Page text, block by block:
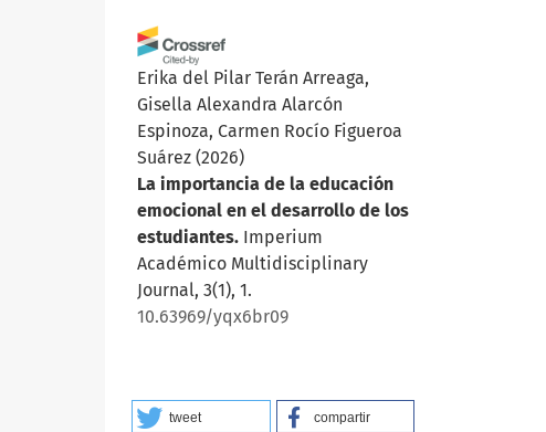
Erika del Pilar Terán Arreaga,
Gisella Alexandra Alarcón
Espinoza, Carmen Rocío Figueroa
Suárez (2026)
La importancia de la educación
emocional en el desarrollo de los
estudiantes. Imperium
Académico Multidisciplinary
Journal, 3(1), 1.
10.63969/yqx6br09
tweet compartir